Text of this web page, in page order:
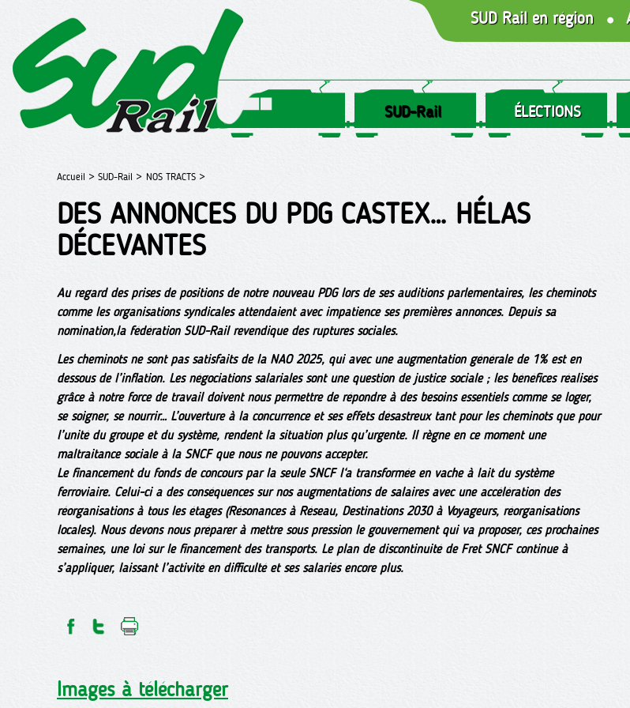
SUD Rail en région
SUD-Rail ÉLECTIONS
Accueil > SUD-Rail > NOS TRACTS >
DES ANNONCES DU PDG CASTEX… HÉLAS
DÉCEVANTES
Au regard des prises de positions de notre nouveau PDG lors de ses auditions parlementaires, les cheminots
comme les organisations syndicales attendaient avec impatience ses premières annonces. Depuis sa
nomination,la fédération SUD‑Rail revendique des ruptures sociales.
Les cheminots ne sont pas satisfaits de la NAO 2025, qui avec une augmentation générale de 1% est en
dessous de l’inflation. Les négociations salariales sont une question de justice sociale ; les bénéfices réalisés
grâce à notre force de travail doivent nous permettre de répondre à des besoins essentiels comme se loger,
se soigner, se nourrir… L’ouverture à la concurrence et ses effets désastreux tant pour les cheminots que pour
l’unité du groupe et du système, rendent la situation plus qu’urgente. Il règne en ce moment une
maltraitance sociale à la SNCF que nous ne pouvons accepter.
Le financement du fonds de concours par la seule SNCF l‘a transformée en vache à lait du système
ferroviaire. Celui-ci a des conséquences sur nos augmentations de salaires avec une accélération des
réorganisations à tous les étages (Résonances à Réseau, Destinations 2030 à Voyageurs, réorganisations
locales). Nous devons nous préparer à mettre sous pression le gouvernement qui va proposer, ces prochaines
semaines, une loi sur le financement des transports. Le plan de discontinuité de Fret SNCF continue à
s’appliquer, laissant l’activité en difficulté et ses salariés encore plus.
Images à télécharger